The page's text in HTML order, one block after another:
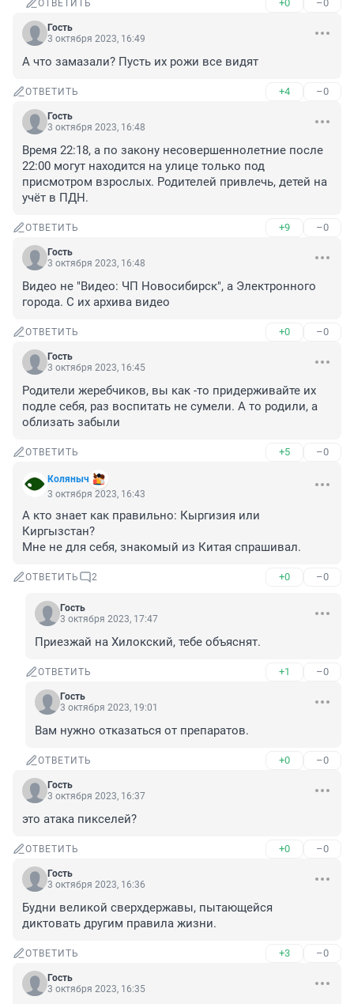
ОТВЕТИТЬ +0 –0
Гость
3 октября 2023, 16:49
А что замазали? Пусть их рожи все видят
ОТВЕТИТЬ +4 –0
Гость
3 октября 2023, 16:48
Время 22:18, а по закону несовершеннолетние после
22:00 могут находится на улице только под
присмотром взрослых. Родителей привлечь, детей на
учёт в ПДН.
ОТВЕТИТЬ +9 –0
Гость
3 октября 2023, 16:48
Видео не "Видео: ЧП Новосибирск", а Электронного
города. С их архива видео
ОТВЕТИТЬ +0 –0
Гость
3 октября 2023, 16:45
Родители жеребчиков, вы как -то придерживайте их
подле себя, раз воспитать не сумели. А то родили, а
облизать забыли
ОТВЕТИТЬ +5 –0
Коляныч
3 октября 2023, 16:43
А кто знает как правильно: Кыргизия или
Киргызстан?
Мне не для себя, знакомый из Китая спрашивал.
ОТВЕТИТЬ 2 +0 –0
Гость
3 октября 2023, 17:47
Приезжай на Хилокский, тебе объяснят.
ОТВЕТИТЬ +1 –0
Гость
3 октября 2023, 19:01
Вам нужно отказаться от препаратов.
ОТВЕТИТЬ +0 –0
Гость
3 октября 2023, 16:37
это атака пикселей?
ОТВЕТИТЬ +0 –0
Гость
3 октября 2023, 16:36
Будни великой сверхдержавы, пытающейся
диктовать другим правила жизни.
ОТВЕТИТЬ +3 –0
Гость
3 октября 2023, 16:35